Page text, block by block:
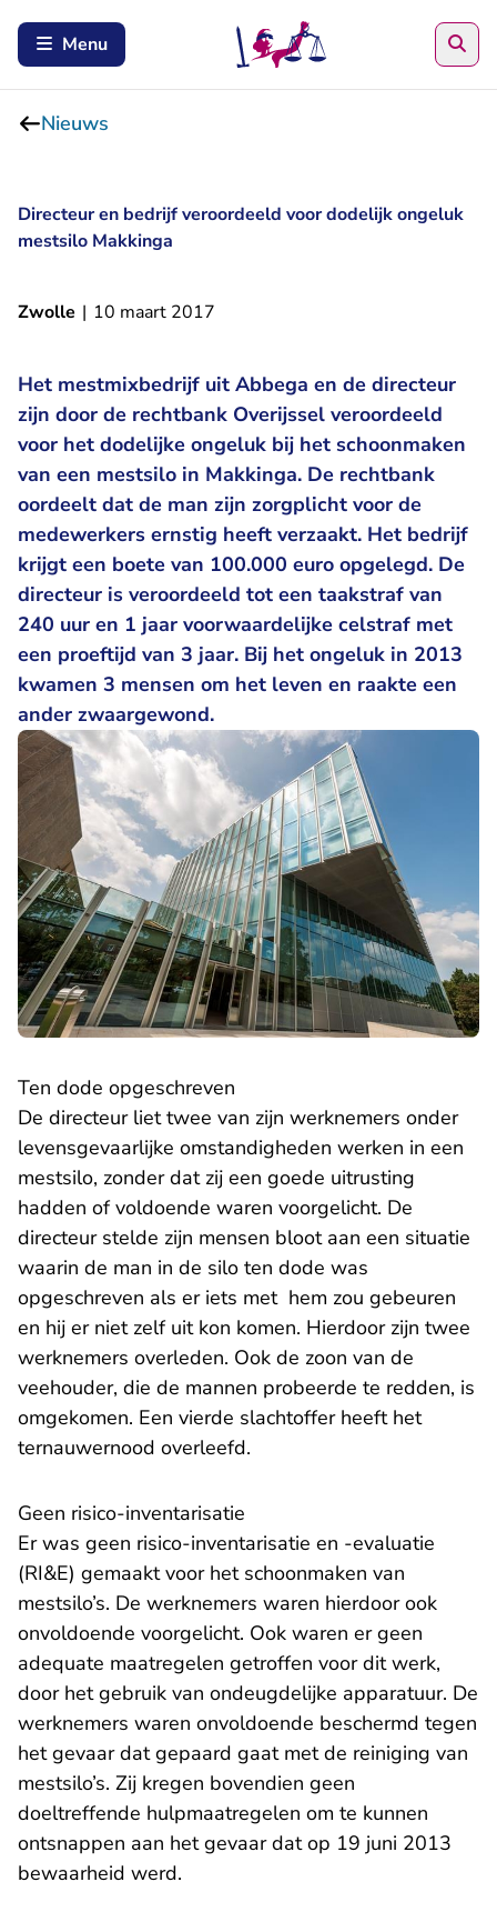
Menu
Nieuws
Directeur en bedrijf veroordeeld voor dodelijk ongeluk
mestsilo Makkinga
Zwolle | 10 maart 2017
Het mestmixbedrijf uit Abbega en de directeur
zijn door de rechtbank Overijssel veroordeeld
voor het dodelijke ongeluk bij het schoonmaken
van een mestsilo in Makkinga. De rechtbank
oordeelt dat de man zijn zorgplicht voor de
medewerkers ernstig heeft verzaakt. Het bedrijf
krijgt een boete van 100.000 euro opgelegd. De
directeur is veroordeeld tot een taakstraf van
240 uur en 1 jaar voorwaardelijke celstraf met
een proeftijd van 3 jaar. Bij het ongeluk in 2013
kwamen 3 mensen om het leven en raakte een
ander zwaargewond.
Ten dode opgeschreven
De directeur liet twee van zijn werknemers onder
levensgevaarlijke omstandigheden werken in een
mestsilo, zonder dat zij een goede uitrusting
hadden of voldoende waren voorgelicht. De
directeur stelde zijn mensen bloot aan een situatie
waarin de man in de silo ten dode was
opgeschreven als er iets met hem zou gebeuren
en hij er niet zelf uit kon komen. Hierdoor zijn twee
werknemers overleden. Ook de zoon van de
veehouder, die de mannen probeerde te redden, is
omgekomen. Een vierde slachtoffer heeft het
ternauwernood overleefd.
Geen risico-inventarisatie
Er was geen risico-inventarisatie en -evaluatie
(RI&E) gemaakt voor het schoonmaken van
mestsilo’s. De werknemers waren hierdoor ook
onvoldoende voorgelicht. Ook waren er geen
adequate maatregelen getroffen voor dit werk,
door het gebruik van ondeugdelijke apparatuur. De
werknemers waren onvoldoende beschermd tegen
het gevaar dat gepaard gaat met de reiniging van
mestsilo’s. Zij kregen bovendien geen
doeltreffende hulpmaatregelen om te kunnen
ontsnappen aan het gevaar dat op 19 juni 2013
bewaarheid werd.